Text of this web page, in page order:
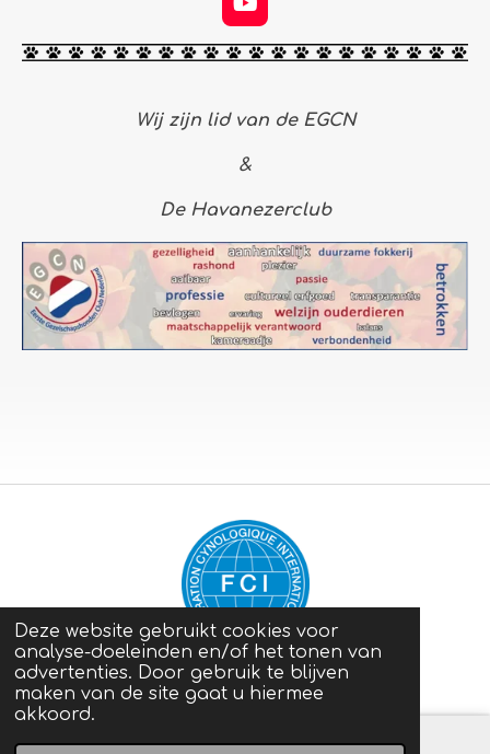
Deze website gebruikt cookies voor
analyse-doeleinden en/of het tonen van
advertenties. Door gebruik te blijven
maken van de site gaat u hiermee
akkoord.
Y
o
u
b
Wij zijn lid van de EGCN
&
De Havanezerclub
Privacyverklaring